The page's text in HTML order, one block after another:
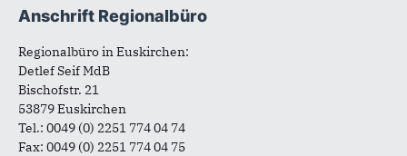
Anschrift Regionalbüro
Regionalbüro in Euskirchen:
Detlef Seif MdB
Bischofstr. 21
53879 Euskirchen
Tel.: 0049 (0) 2251 774 04 74
Fax: 0049 (0) 2251 774 04 75